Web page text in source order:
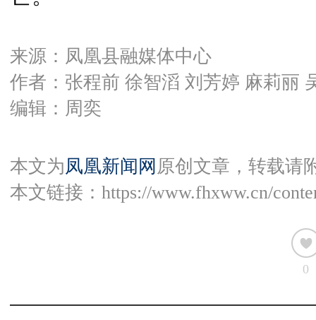
来源：凤凰县融媒体中心
作者：张程前 徐智滔 刘芳婷 麻莉丽
编辑：周奕
本文为凤凰新闻网 原创文章，转载请
本文链接： https://www.fhxww.cn/
0